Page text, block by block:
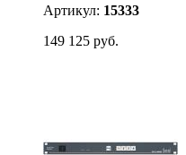
Артикул: 15333
149 125 руб.